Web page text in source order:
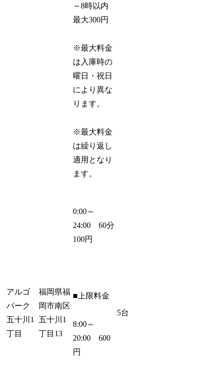
～8時以内
最大300円
※最大料金
は入庫時の
曜日・祝日
により異な
ります。
※最大料金
は繰り返し
適用となり
ます。
アルゴ
パーク
五十川1
丁目
福岡県福
岡市南区
五十川1
丁目13
0:00～
24:00 60分
100円
■上限料金
8:00～
20:00 600
円
5台